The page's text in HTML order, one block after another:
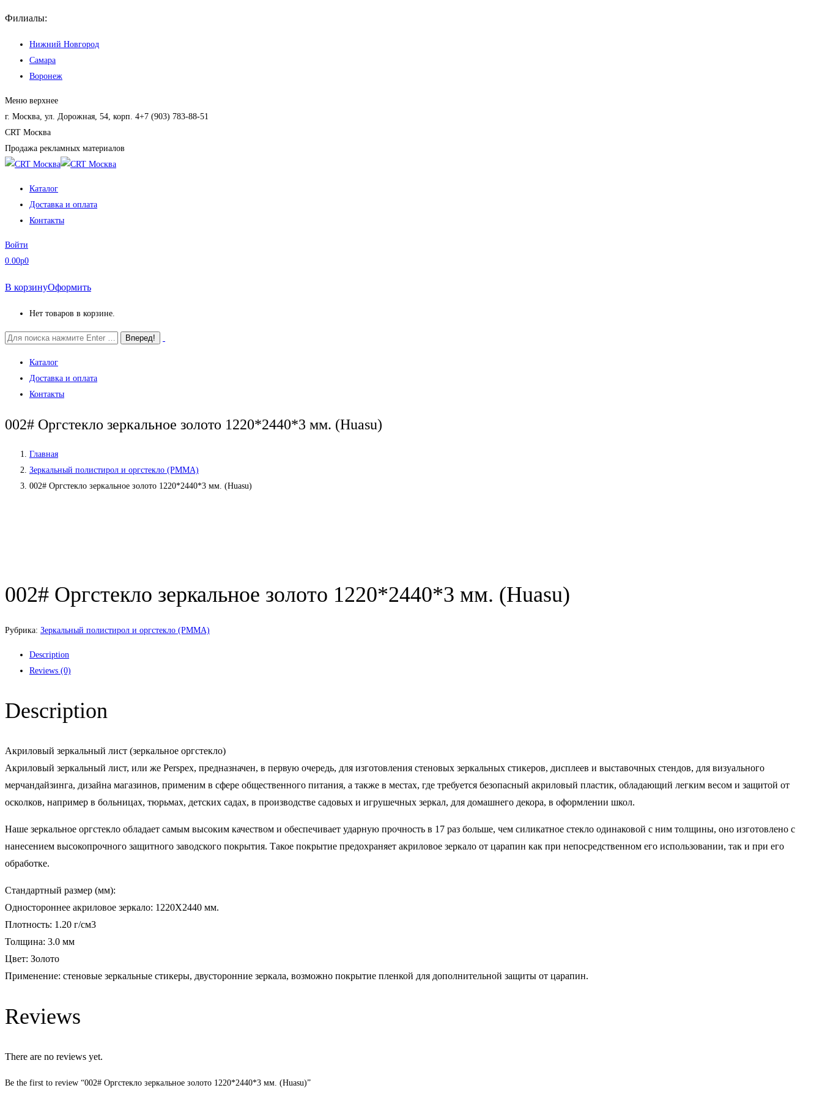
Перейти
содержанию
Филиалы:
Нижний Новгород
Самара
Воронеж
Меню верхнее
г. Москва, ул. Дорожная, 54, корп. 4+7 (903) 783-88-51
CRT Москва
Продажа рекламных материалов
Каталог
Доставка и оплата
Контакты
Войти
0.00р0
В корзинуОформить
Нет товаров в корзине.
Поиск:
Каталог
Доставка и оплата
Контакты
002# Оргстекло зеркальное золото 1220*2440*3 мм. (Huasu)
Главная
Зеркальный полистирол и оргстекло (PMMA)
002# Оргстекло зеркальное золото 1220*2440*3 мм. (Huasu)
002# Оргстекло зеркальное золото 1220*2440*3 мм. (Huasu)
Рубрика: Зеркальный полистирол и оргстекло (PMMA)
Description
Reviews (0)
Description
Акриловый зеркальный лист (зеркальное оргстекло)
Акриловый зеркальный лист, или же Perspex, предназначен, в первую очередь, для изготовления стеновых зеркальных стикеров, дисплеев и выставочных стендов, для визуального
мерчандайзинга, дизайна магазинов, применим в сфере общественного питания, а также в местах, где требуется безопасный акриловый пластик, обладающий легким весом и защитой от
осколков, например в больницах, тюрьмах, детских садах, в производстве садовых и игрушечных зеркал, для домашнего декора, в оформлении школ.
Наше зеркальное оргстекло обладает самым высоким качеством и обеспечивает ударную прочность в 17 раз больше, чем силикатное стекло одинаковой с ним толщины, оно изготовлено с
нанесением высокопрочного защитного заводского покрытия. Такое покрытие предохраняет акриловое зеркало от царапин как при непосредственном его использовании, так и при его
обработке.
Стандартный размер (мм):
Одностороннее акриловое зеркало: 1220Х2440 мм.
Плотность: 1.20 г/см3
Толщина: 3.0 мм
Цвет: Золото
Применение: стеновые зеркальные стикеры, двусторонние зеркала, возможно покрытие пленкой для дополнительной защиты от царапин.
Reviews
There are no reviews yet.
Be the first to review “002# Оргстекло зеркальное золото 1220*2440*3 мм. (Huasu)”